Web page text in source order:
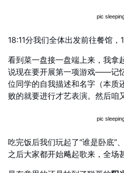
18:11分我们全体出发前往餐馆，
看到菜一盘接一盘端上来，我拿
说现在要开展第一项游戏——记
位同学的自我描述和名字（本质
败的就要进行才艺表演。然后咱
吃完饭后我们玩起了“谁是卧底”
之后大家都开始飚起歌来，全场